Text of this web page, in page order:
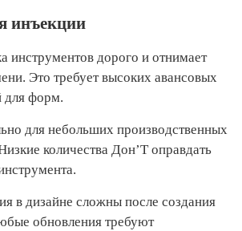
инъекции
инструментов дорого и отнимает
Это требует высоких авансовых
для форм.
для небольших производственных
количества Дон’T оправдать
в дизайне сложны после создания
обновления требуют